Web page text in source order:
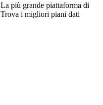
più grande piattaforma di
i migliori piani dati